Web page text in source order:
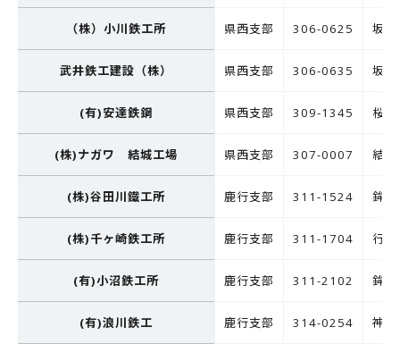
（株）小川鉄工所 県西支部 306-0625 坂
武井鉄工建設（株） 県西支部 306-0635 坂
(有)安達鉄鋼 県西支部 309-1345 桜
(株)ナガワ 結城工場 県西支部 307-0007 結
(株)谷田川鐵工所 鹿行支部 311-1524 鉾
(株)千ヶ崎鉄工所 鹿行支部 311-1704 行
(有)小沼鉄工所 鹿行支部 311-2102 鉾
(有)浪川鉄工 鹿行支部 314-0254 神